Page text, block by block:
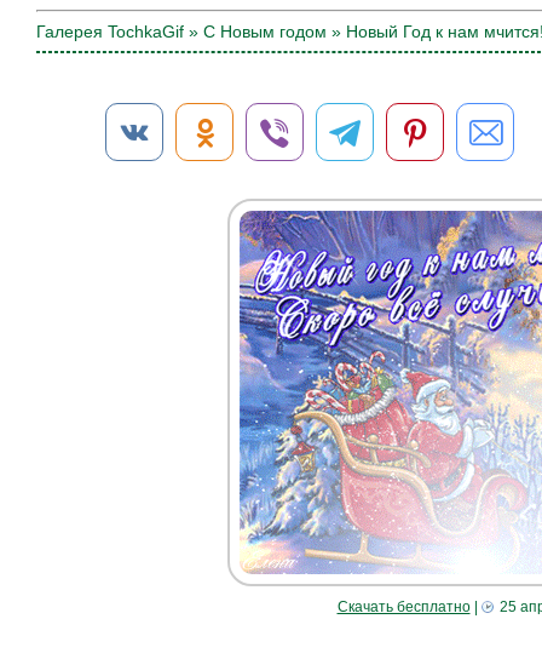
Галерея TochkaGif » С Новым годом » Новый Год к нам
Скачать бесплатно| 25